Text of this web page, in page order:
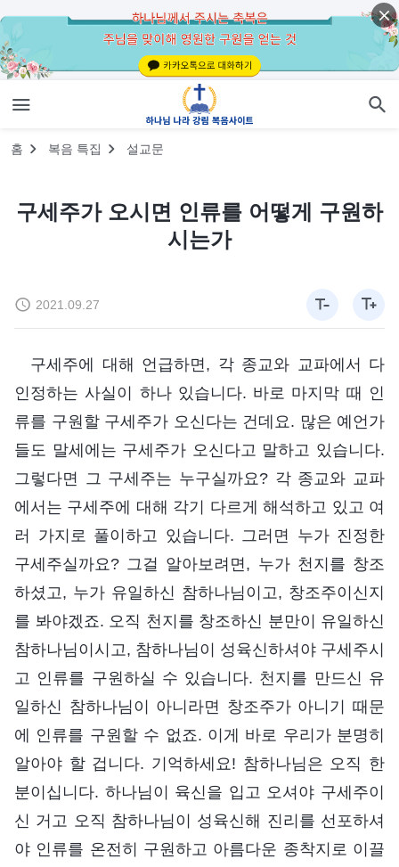
홈 복음 특집 설교문
구세주가 오시면 인류를 어떻게 구원하
시는가
2021.09.27
구세주에 대해 언급하면, 각 종교와 교파에서 다
인정하는 사실이 하나 있습니다. 바로 마지막 때 인
류를 구원할 구세주가 오신다는 건데요. 많은 예언가
들도 말세에는 구세주가 오신다고 말하고 있습니다.
그렇다면 그 구세주는 누구실까요? 각 종교와 교파
에서는 구세주에 대해 각기 다르게 해석하고 있고 여
러 가지로 풀이하고 있습니다. 그러면 누가 진정한
구세주실까요? 그걸 알아보려면, 누가 천지를 창조
하셨고, 누가 유일하신 참하나님이고, 창조주이신지
를 봐야겠죠. 오직 천지를 창조하신 분만이 유일하신
참하나님이시고, 참하나님이 성육신하셔야 구세주시
고 인류를 구원하실 수 있습니다. 천지를 만드신 유
일하신 참하나님이 아니라면 창조주가 아니기 때문
에 인류를 구원할 수 없죠. 이게 바로 우리가 분명히
알아야 할 겁니다. 기억하세요! 참하나님은 오직 한
분이십니다. 하나님이 육신을 입고 오셔야 구세주이
신 거고 오직 참하나님이 성육신해 진리를 선포하셔
야 인류를 온전히 구원하고 아름다운 종착지로 이끌